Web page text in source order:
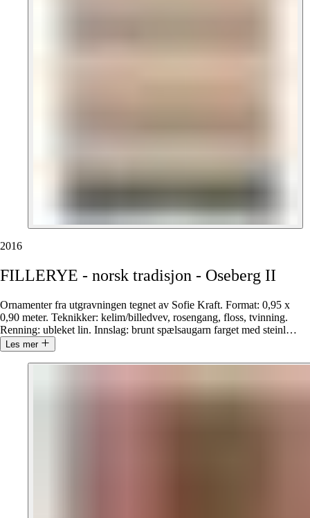
2016
FILLERYE - norsk tradisjon - Oseberg II
Ornamenter fra utgravningen tegnet av Sofie Kraft. Format: 0,95 x
0,90 meter. Teknikker: kelim/billedvev, rosengang, floss, tvinning.
Renning: ubleket lin. Innslag: brunt spælsaugarn farget med steinl…
Les mer